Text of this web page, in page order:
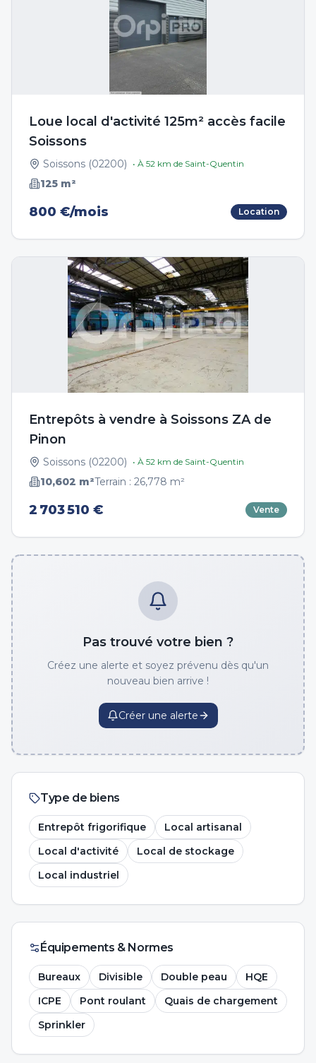
Loue local d'activité 125m² accès facile
Soissons
Soissons (02200) • À 52 km de Saint-Quentin
125 m²
800 €/mois Location
Entrepôts à vendre à Soissons ZA de
Pinon
Soissons (02200) • À 52 km de Saint-Quentin
10,602 m²Terrain : 26,778 m²
2 703 510 € Vente
Pas trouvé votre bien ?
Créez une alerte et soyez prévenu dès qu'un
nouveau bien arrive !
Créer une alerte
Type de biens
Entrepôt frigorifique
Local artisanal
Local d'activité
Local de stockage
Local industriel
Équipements & Normes
Bureaux Divisible Double peau
HQE
ICPE
Pont roulant
Quais de chargement
Sprinkler